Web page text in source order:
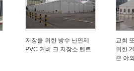
저장을 위한 방수 난연제
PVC 커버 크 저장소 텐트
교회
위한
은 야